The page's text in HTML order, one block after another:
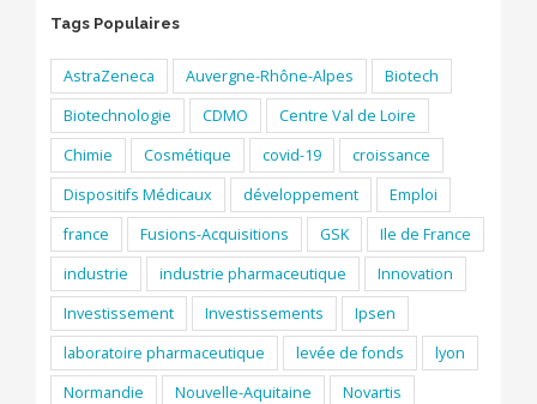
Tags Populaires
AstraZeneca Auvergne-Rhône-Alpes
Biotech
Biotechnologie
CDMO
Centre Val de Loire
Chimie
Cosmétique covid-19
croissance
Dispositifs Médicaux
développement
Emploi
france
Fusions-Acquisitions GSK
Ile de France
industrie
industrie pharmaceutique
Innovation
Investissement
Investissements
Ipsen
laboratoire pharmaceutique
levée de fonds
lyon
Normandie
Nouvelle-Aquitaine
Novartis